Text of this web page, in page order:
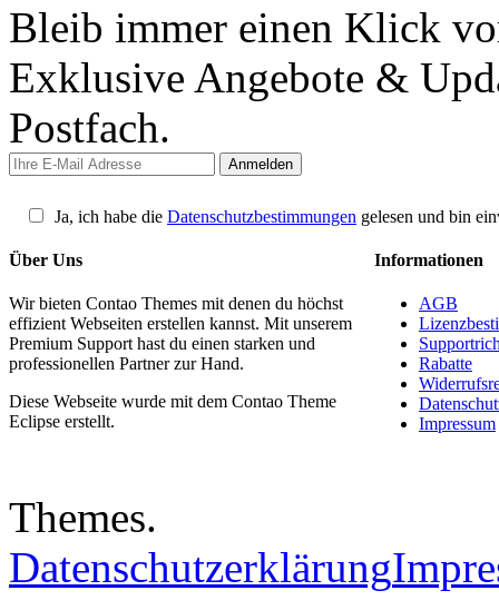
Bleib immer einen Klick
Exklusive Angebote &
Postfach.
Ja, ich habe die Datenschutzbestimmungen gelesen und bin
Über Uns
Wir bieten Contao Themes mit denen du höchst
effizient Webseiten erstellen kannst. Mit unserem
Premium Support hast du einen starken und
professionellen Partner zur Hand.
Diese Webseite wurde mit dem Contao Theme
Eclipse erstellt.
Informationen
AGB
Rabatte
Impressum
Themes.
Datenschutzerklärung